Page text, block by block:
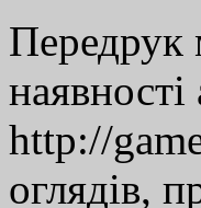
Передрук
http://
оглядів,